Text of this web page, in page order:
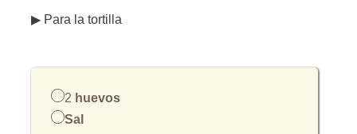
▶ Para la tortilla
2 huevos
Sal